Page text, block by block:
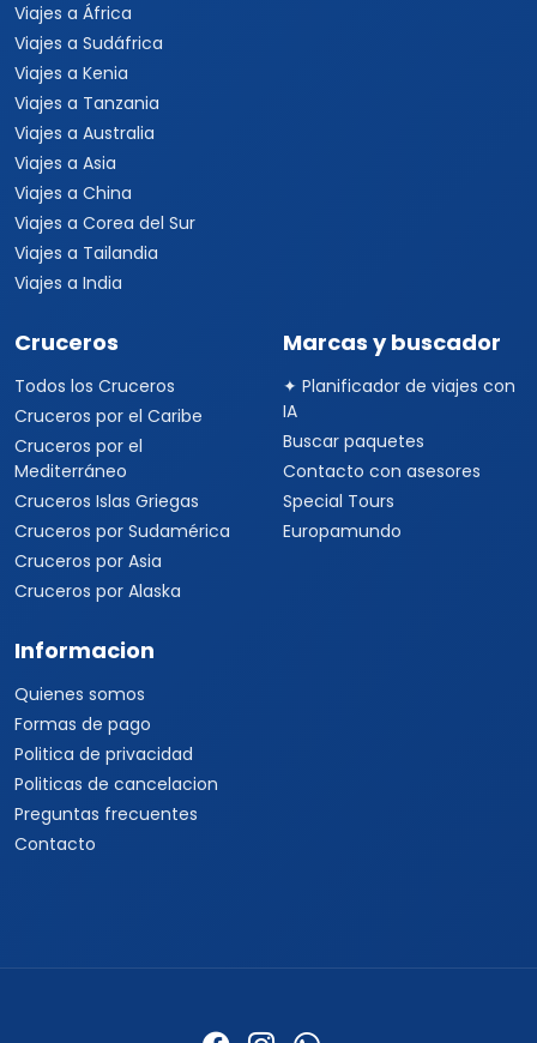
Viajes a África
Viajes a Sudáfrica
Viajes a Kenia
Viajes a Tanzania
Viajes a Australia
Viajes a Asia
Viajes a China
Viajes a Corea del Sur
Viajes a Tailandia
Viajes a India
Cruceros
Todos los Cruceros
Cruceros por el Caribe
Cruceros por el
Mediterráneo
Cruceros Islas Griegas
Cruceros por Sudamérica
Cruceros por Asia
Cruceros por Alaska
Marcas y buscador
✦ Planificador de viajes con
IA
Buscar paquetes
Contacto con asesores
Special Tours
Europamundo
Informacion
Quienes somos
Formas de pago
Politica de privacidad
Politicas de cancelacion
Preguntas frecuentes
Contacto